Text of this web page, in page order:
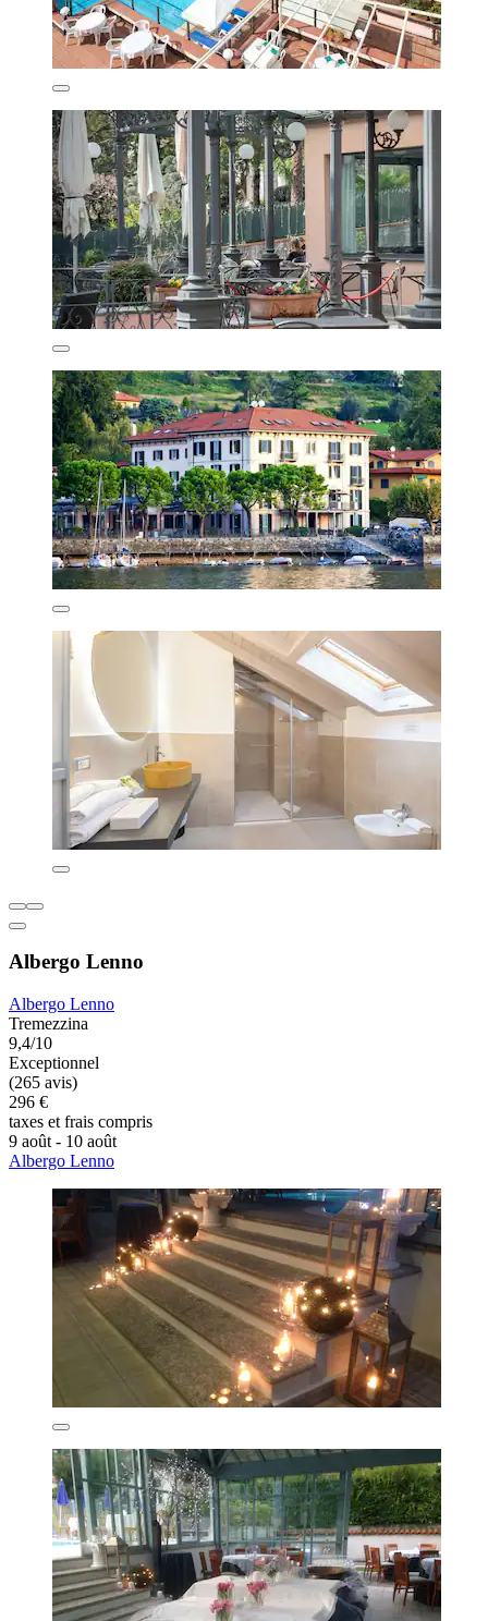
Albergo Lenno
Albergo Lenno
Tremezzina
9,4/10
Exceptionnel
(265 avis)
296 €
taxes et frais compris
9 août - 10 août
Albergo Lenno